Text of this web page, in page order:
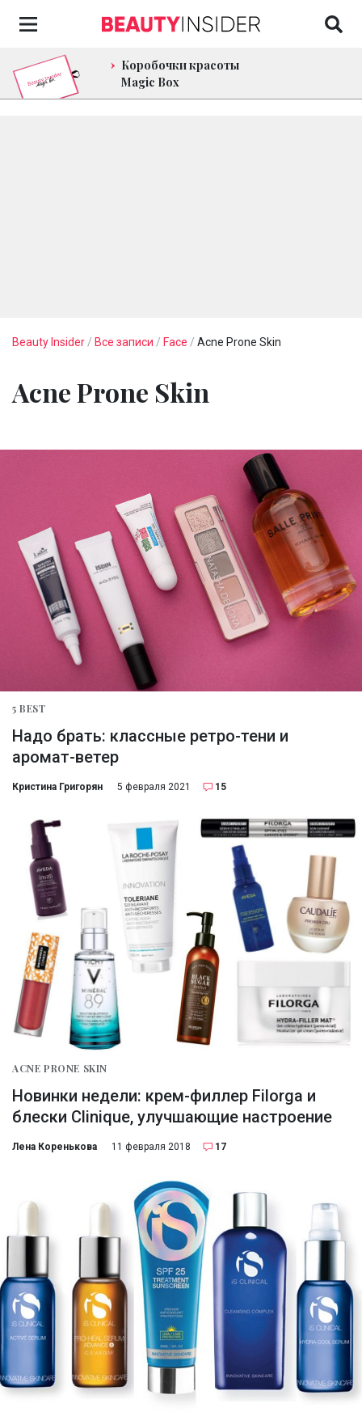
Коробочки красоты
Magic Box
Beauty Insider / Все записи / Face / Acne Prone Skin
Acne Prone Skin
5 BEST
Надо брать: классные ретро-тени и
аромат-ветер
Кристина Григорян 5 февраля 2021 15
ACNE PRONE SKIN
Новинки недели: крем-филлер Filorga и
блески Clinique, улучшающие настроение
Лена Коренькова 11 февраля 2018 17